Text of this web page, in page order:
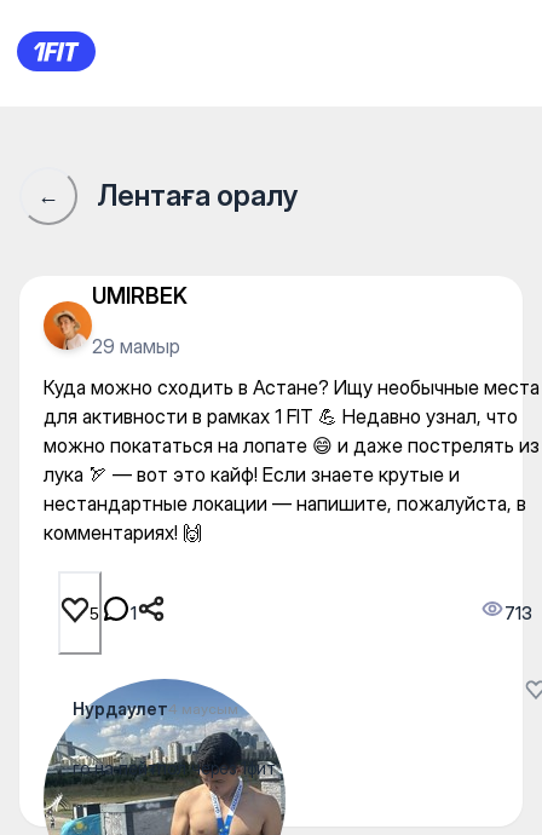
Куда можно сходить в
← Лентаға оралу
UMIRBEK
29 мамыр
Куда можно сходить в Астане? Ищу необычные места
для активности в рамках 1 FIT 💪 Недавно узнал, что
можно покататься на лопате 😄 и даже пострелять из
лука 🏹 — вот это кайф! Если знаете крутые и
нестандартные локации — напишите, пожалуйста, в
комментариях! 🙌
5 1 713
Нурдаулет4 маусым
го на пейтпол через 1фит